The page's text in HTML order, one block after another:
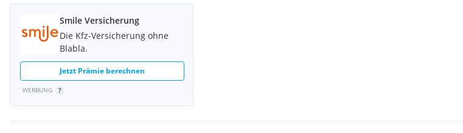
Smile Versicherung
Die Kfz-Versicherung ohne
Blabla.
Jetzt Prämie berechnen
WERBUNG